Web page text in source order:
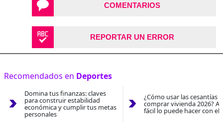
COMENTARIOS
REPORTAR UN ERROR
Recomendados en Deportes
Domina tus finanzas: claves
para construir estabilidad
económica y cumplir tus metas
personales
¿Cómo usar las cesantías
comprar vivienda 2026?
fácil lo puede hacer con el